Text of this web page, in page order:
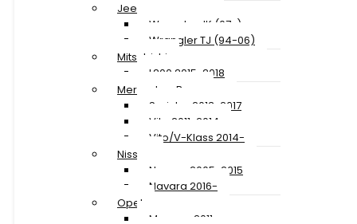
Jeep
Wrangler JK (07-)
Wrangler TJ (94-06)
Mitsubishi
L200 2015-2018
Mercedes-Benz
Sprinter 2013-2017
Vito 2011-2014
Vito/V-Klass 2014-
Nissan
Navara 2005-2015
Navara 2016-
Opel
Movano 2011-